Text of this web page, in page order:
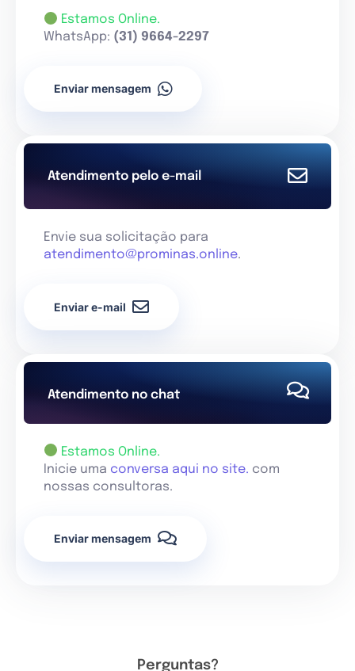
Estamos Online.
WhatsApp: (31) 9664-2297
Enviar mensagem
Atendimento pelo e-mail
Envie sua solicitação para
atendimento@prominas.online.
Enviar e-mail
Atendimento no chat
Estamos Online.
Inicie uma conversa aqui no site. com
nossas consultoras.
Enviar mensagem
Perguntas?